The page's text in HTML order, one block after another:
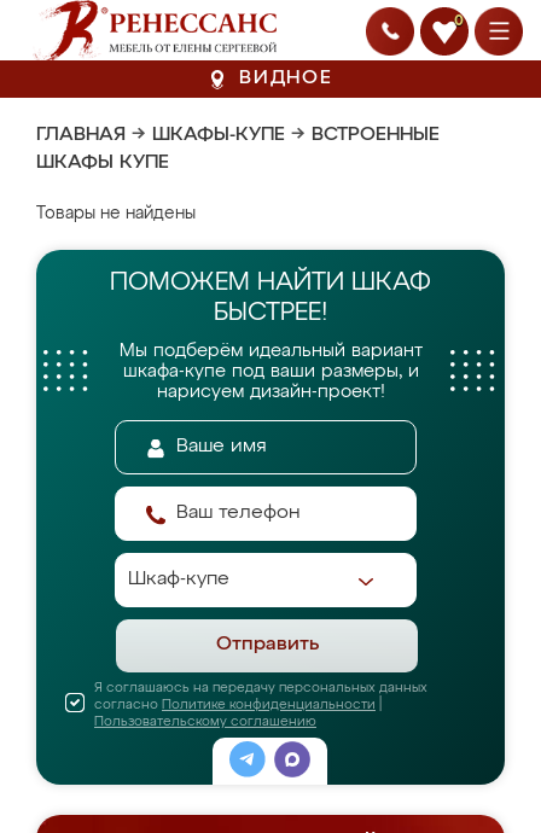
0
ВИДНОЕ
ГЛАВНАЯ → ШКАФЫ-КУПЕ → ВСТРОЕННЫЕ
ШКАФЫ КУПЕ
Товары не найдены
ПОМОЖЕМ НАЙТИ ШКАФ
БЫСТРЕЕ!
Мы подберём идеальный вариант
шкафа-купе под ваши размеры, и
нарисуем дизайн-проект!
Отправить
Я соглашаюсь на передачу персональных данных
согласно Политике конфиденциальности
Пользовательскому соглашению